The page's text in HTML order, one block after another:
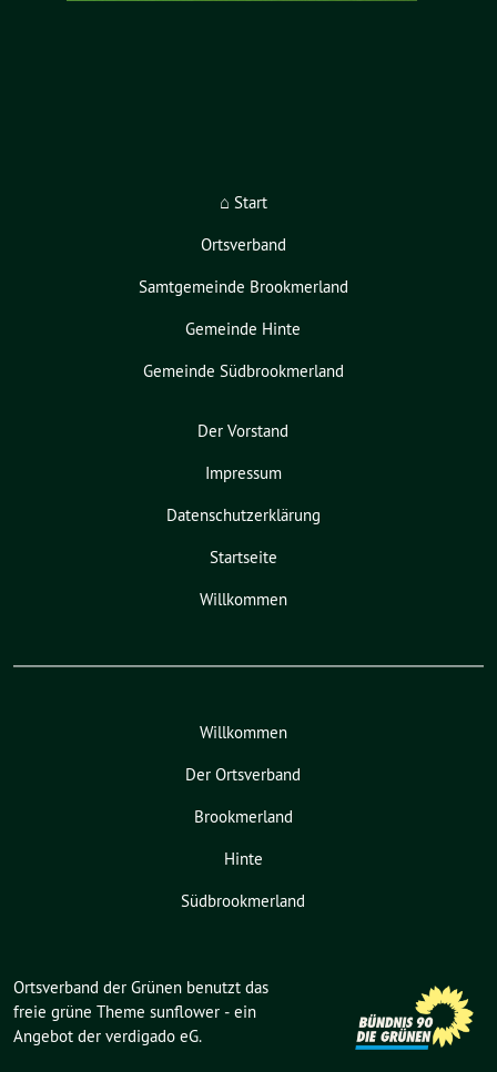
⌂ Start
Ortsverband
Samtgemeinde Brookmerland
Gemeinde Hinte
Gemeinde Südbrookmerland
Der Vorstand
Impressum
Datenschutzerklärung
Startseite
Willkommen
Willkommen
Der Ortsverband
Brookmerland
Hinte
Südbrookmerland
Ortsverband der Grünen benutzt das
freie grüne Theme sunflower ‐ ein
Angebot der verdigado eG.